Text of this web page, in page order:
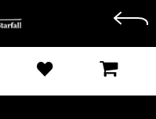
РОССИИ! ОПЛАТА ПРИ ПОЛУЧЕНИИ
>